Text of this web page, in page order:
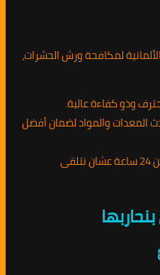
لمكافحة ورش الحشرات،
وذو كفاءة عالية.
المعدات والمواد لضمان أفضل
متاحين 24 ساعة عشان نتلقى